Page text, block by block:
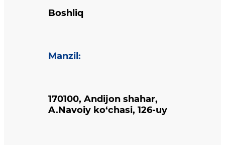
Boshliq
Manzil :
170100, Andijon shahar,
A.Navoiy ko‘chasi, 126-uy